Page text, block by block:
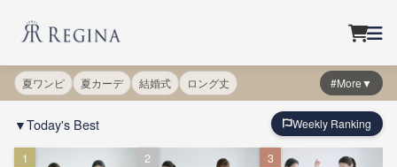
夏ワンピ 夏カーデ 結婚式 ロング丈 #More▼
▼Today's Best Weekly Ranking
1 2 3